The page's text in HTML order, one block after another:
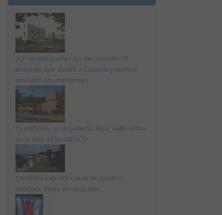
¿Un museo o una caja de concreto? El
proyecto que dividió a Ecuador y terminó
envuelto en una tormen...
13 edificios, un arquitecto: Alvar Aalto entra
en la lista de la UNESCO
Colombia exporta casas de plástico
reciclado listas en cinco días